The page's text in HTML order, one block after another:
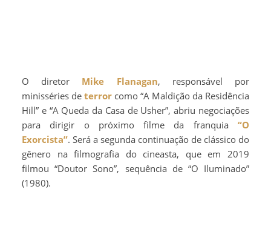
O diretor Mike Flanagan, responsável por
minisséries de terror como “A Maldição da Residência
Hill” e “A Queda da Casa de Usher”, abriu negociações
para dirigir o próximo filme da franquia “O
Exorcista”. Será a segunda continuação de clássico do
gênero na filmografia do cineasta, que em 2019
filmou “Doutor Sono”, sequência de “O Iluminado”
(1980).